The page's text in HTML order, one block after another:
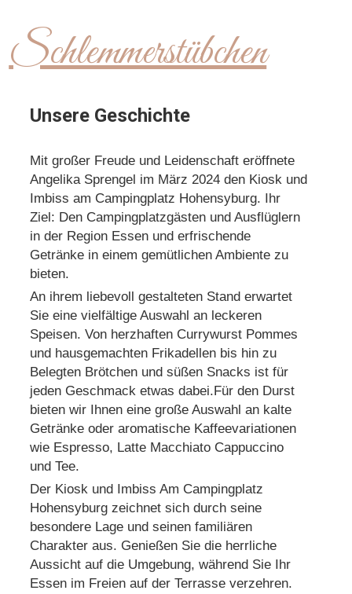
Schlemmerstübchen
Unsere Geschichte
Mit großer Freude und Leidenschaft eröffnete
Angelika Sprengel im März 2024 den Kiosk und
Imbiss am Campingplatz Hohensyburg. Ihr
Ziel: Den Campingplatzgästen und Ausflüglern
in der Region Essen und erfrischende
Getränke in einem gemütlichen Ambiente zu
bieten.
An ihrem liebevoll gestalteten Stand erwartet
Sie eine vielfältige Auswahl an leckeren
Speisen. Von herzhaften Currywurst Pommes
und hausgemachten Frikadellen bis hin zu
Belegten Brötchen und süßen Snacks ist für
jeden Geschmack etwas dabei.Für den Durst
bieten wir Ihnen eine große Auswahl an kalte
Getränke oder aromatische Kaffeevariationen
wie Espresso, Latte Macchiato Cappuccino
und Tee.
Der Kiosk und Imbiss Am Campingplatz
Hohensyburg zeichnet sich durch seine
besondere Lage und seinen familiären
Charakter aus. Genießen Sie die herrliche
Aussicht auf die Umgebung, während Sie Ihr
Essen im Freien auf der Terrasse verzehren.